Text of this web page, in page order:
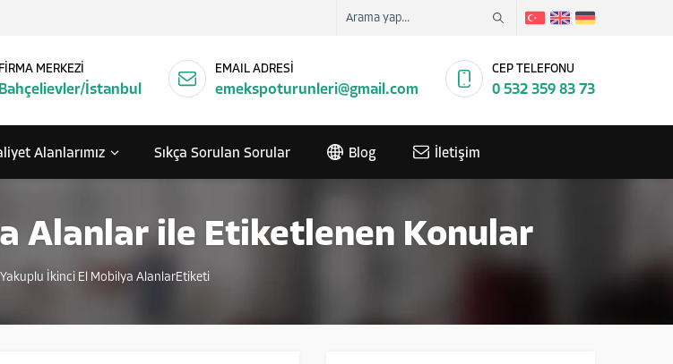
FİRMA MERKEZİ
Bahçelievler/İstanbul
EMAIL ADRESİ
emekspoturunleri@gmail.com
CEP TELEFONU
0 532 359 83 73
Alanlarımız Sıkça Sorulan Sorular Blog İletişim
Alanlar ile Etiketlenen Konular
Yakuplu İkinci El Mobilya AlanlarEtiketi